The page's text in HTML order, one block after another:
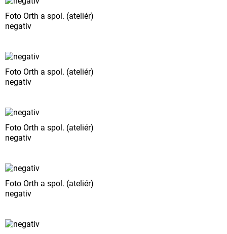
Foto Orth a spol. (ateliér)
negativ
Foto Orth a spol. (ateliér)
negativ
Foto Orth a spol. (ateliér)
negativ
Foto Orth a spol. (ateliér)
negativ